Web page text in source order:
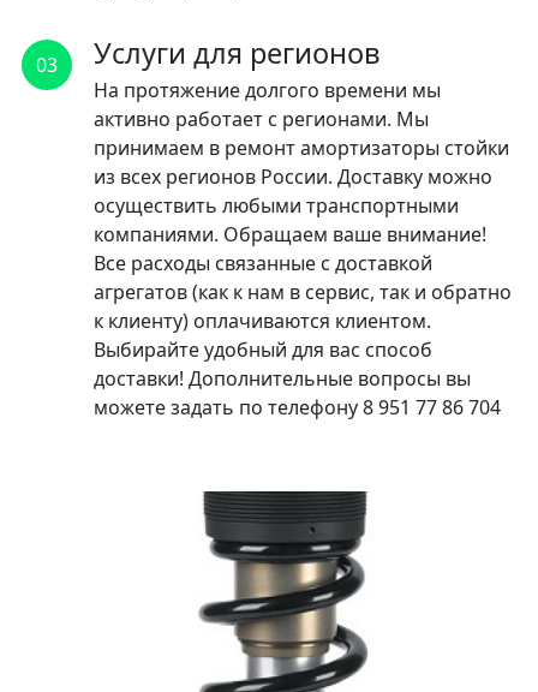
03 Услуги для регионов
На протяжение долгого времени мы
активно работает с регионами. Мы
принимаем в ремонт амортизаторы стойки
из всех регионов России. Доставку можно
осуществить любыми транспортными
компаниями. Обращаем ваше внимание!
Все расходы связанные с доставкой
агрегатов (как к нам в сервис, так и обратно
к клиенту) оплачиваются клиентом.
Выбирайте удобный для вас способ
доставки! Дополнительные вопросы вы
можете задать по телефону 8 951 77 86 704